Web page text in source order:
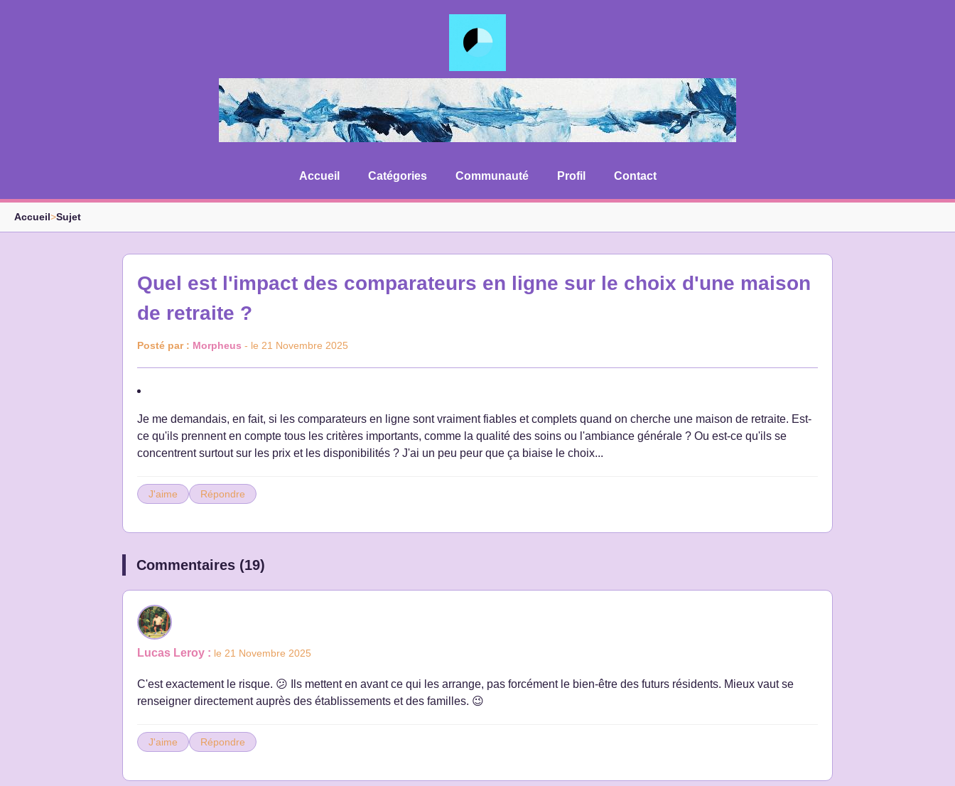
Accueil Catégories Communauté Profil Contact
Accueil>Sujet
Quel est l'impact des comparateurs en ligne sur le choix d'une maison
de retraite ?
Posté par : Morpheus - le 21 Novembre 2025
Je me demandais, en fait, si les comparateurs en ligne sont vraiment fiables et complets quand on cherche une maison de retraite. Est-
ce qu'ils prennent en compte tous les critères importants, comme la qualité des soins ou l'ambiance générale ? Ou est-ce qu'ils se
concentrent surtout sur les prix et les disponibilités ? J'ai un peu peur que ça biaise le choix...
J'aime Répondre
Commentaires (19)
Lucas Leroy : le 21 Novembre 2025
C'est exactement le risque. 😕 Ils mettent en avant ce qui les arrange, pas forcément le bien-être des futurs résidents. Mieux vaut se
renseigner directement auprès des établissements et des familles. 😉
J'aime Répondre